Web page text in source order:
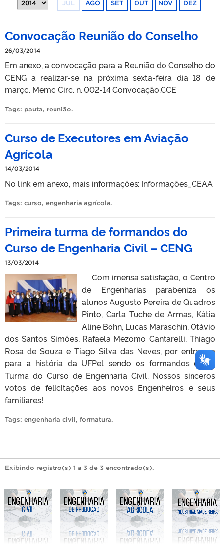
JUL AGO SET OUT NOV DEZ
Convocação Reunião do Conselho
26/03/2014
Em anexo, a convocação para a Reunião do Conselho do
CENG a realizar-se na próxima sexta-feira dia 18 de
março. Memo Circ. n. 002-14 Convocação.CCE
Tags: pauta, reunião.
Curso de Executores em Aviação
Agrícola
14/03/2014
No link em anexo, mais informações: Informações_CEAA
Tags: curso, engenharia agrícola.
Primeira turma de formandos do
Curso de Engenharia Civil – CENG
13/03/2014
Com imensa satisfação, o Centro
de Engenharias parabeniza os
alunos Augusto Pereira de Quadros
Pinto, Carla Tuche de Armas, Kátia
Aline Bohn, Lucas Maraschin, Otávio
dos Santos Simões, Rafaela Mezomo Cantarelli, Thiago
Rosa de Souza e Tiago Silva das Neves, por entrarem
para a história da UFPel sendo os formandos da 1ª
Turma do Curso de Engenharia Civil. Nossos sinceros
votos de felicitações aos novos Engenheiros e seus
familiares!
Tags: engenharia civil, formatura.
Exibindo registro(s) 1 a 3 de 3 encontrado(s).